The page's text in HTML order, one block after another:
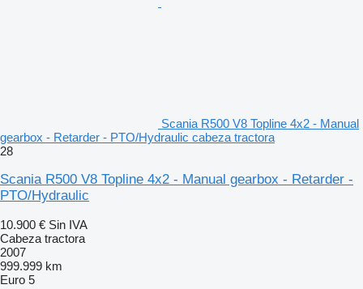
Scania R500 V8 Topline 4x2 - Manual
gearbox - Retarder - PTO/Hydraulic cabeza tractora
28
Scania R500 V8 Topline 4x2 - Manual gearbox - Retarder -
PTO/Hydraulic
10.900 € Sin IVA
Cabeza tractora
2007
999.999 km
Euro 5